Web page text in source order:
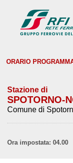
ORARIO
Stazione di
SPOTORNO-
Comune di
Ora impostata: 04.00